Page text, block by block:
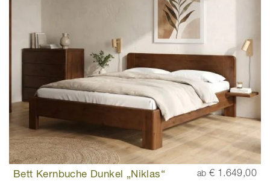
Bett Kernbuche Dunkel „Niklas“ ab € 1.649,00